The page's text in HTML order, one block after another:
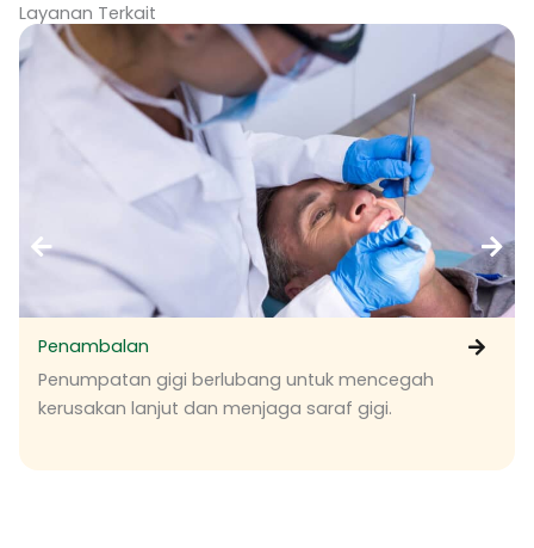
Layanan Terkait
Penambalan
Penumpatan gigi berlubang untuk mencegah
kerusakan lanjut dan menjaga saraf gigi.